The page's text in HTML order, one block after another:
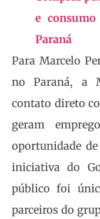
e
Paraná
Para Marcelo
no Paraná, a
contato direto
geram
oportunidade
iniciativa do
público foi
parceiros do